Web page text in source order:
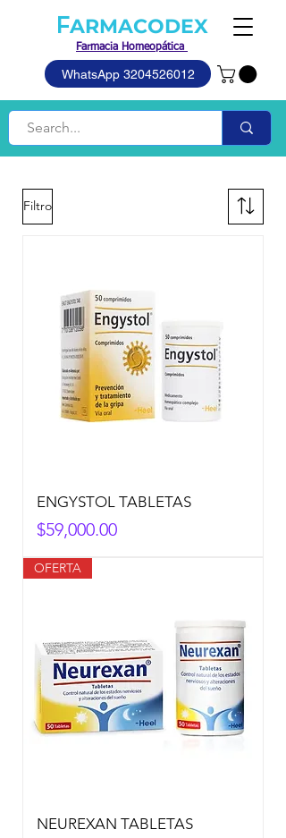
Farmacia Homeopática
FARMACODEX
WhatsApp 3204526012
-Heel
Filtro
ENGYSTOL TABLETAS
Precio
$59,000.00
OFERTA
NEUREXAN TABLETAS